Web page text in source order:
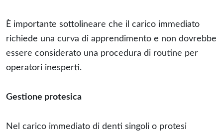
È importante sottolineare che il carico immediato
richiede una curva di apprendimento e non dovrebbe
essere considerato una procedura di routine per
operatori inesperti.
Gestione protesica
Nel carico immediato di denti singoli o protesi